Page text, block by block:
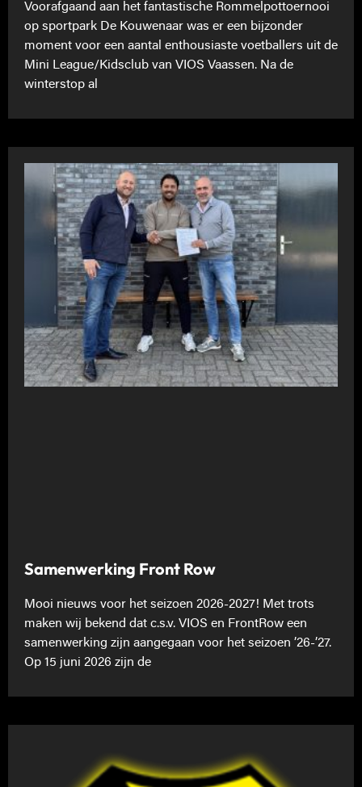
Voorafgaand aan het fantastische Rommelpottoernooi
op sportpark De Kouwenaar was er een bijzonder
moment voor een aantal enthousiaste voetballers uit de
Mini League/Kidsclub van VIOS Vaassen. Na de
winterstop al
Samenwerking Front Row
Mooi nieuws voor het seizoen 2026-2027! Met trots
maken wij bekend dat c.s.v. VIOS en FrontRow een
samenwerking zijn aangegaan voor het seizoen ’26-’27.
Op 15 juni 2026 zijn de